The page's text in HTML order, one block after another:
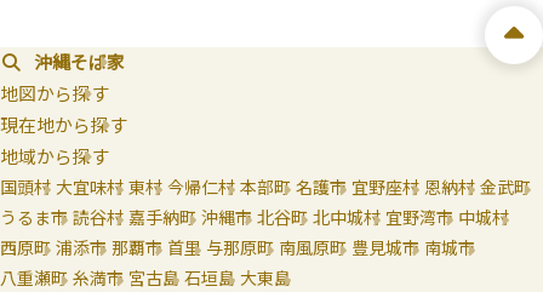
沖縄そば家
地図から探す
現在地から探す
地域から探す
国頭村 大宜味村 東村 今帰仁村 本部町 名護市 宜野座村 恩納村 金武町
うるま市 読谷村 嘉手納町 沖縄市 北谷町 北中城村 宜野湾市 中城村
西原町 浦添市 那覇市 首里 与那原町 南風原町 豊見城市 南城市
八重瀬町 糸満市 宮古島 石垣島 大東島